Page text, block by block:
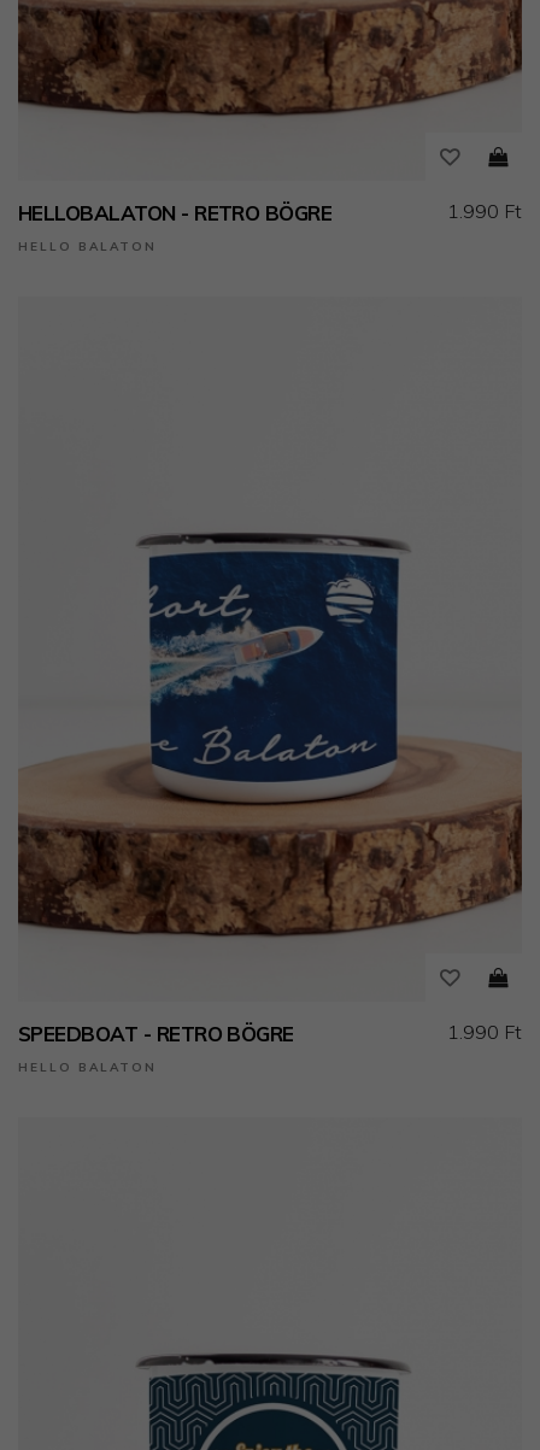
HELLOBALATON - RETRO BÖGRE
HELLO BALATON
1.990 Ft
SPEEDBOAT - RETRO BÖGRE
HELLO BALATON
1.990 Ft